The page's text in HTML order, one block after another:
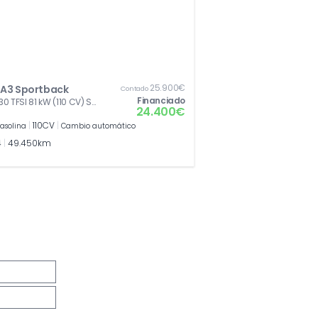
Sportback
TFSI 81 kW (110 CV) S
Contado25.900€
Financiado
24.400€
110CV Cambio automático
49.450km